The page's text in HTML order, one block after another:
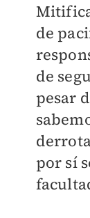
de
de
pesar
por sí